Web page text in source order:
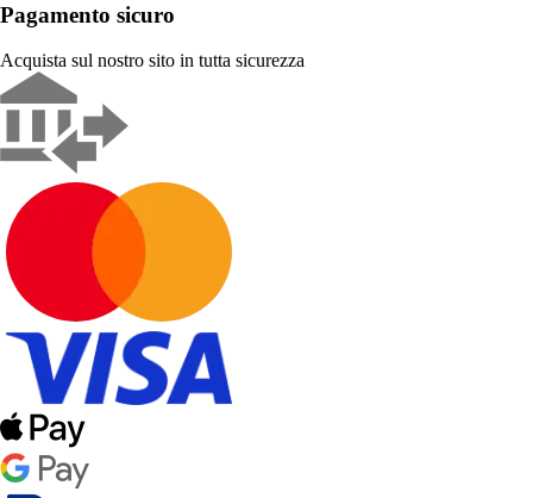
Pagamento sicuro
Acquista sul nostro sito in tutta sicurezza